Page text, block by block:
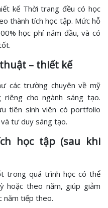
kế Thời trang đều có học
thành tích học tập. Mức hỗ
học phí năm đầu, và có
– thiết kế
các trường chuyên về mỹ
cho ngành sáng tạo.
tiên sinh viên có portfolio
tư duy sáng tạo.
học tập (sau khi
trong quá trình học có thể
hoặc theo năm, giúp giảm
năm tiếp theo.